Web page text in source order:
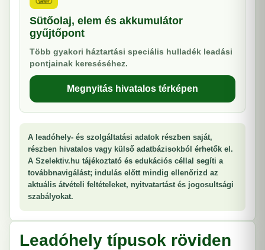
Sütőolaj, elem és akkumulátor
gyűjtőpont
Több gyakori háztartási speciális hulladék leadási
pontjainak kereséséhez.
Megnyitás hivatalos térképen
A leadóhely- és szolgáltatási adatok részben saját,
részben hivatalos vagy külső adatbázisokból érhetők el.
A Szelektiv.hu tájékoztató és edukációs céllal segíti a
továbbnavigálást; indulás előtt mindig ellenőrizd az
aktuális átvételi feltételeket, nyitvatartást és jogosultsági
szabályokat.
Leadóhely típusok röviden